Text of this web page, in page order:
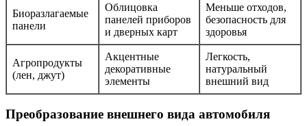
Биоразлагаемые
панели
Облицовка
панелей приборов
и дверных карт
Меньше отходов,
безопасность для
здоровья
Агропродукты
(лен, джут)
Акцентные
декоративные
элементы
Легкость,
натуральный
внешний вид
Преобразование внешнего вида автомобиля